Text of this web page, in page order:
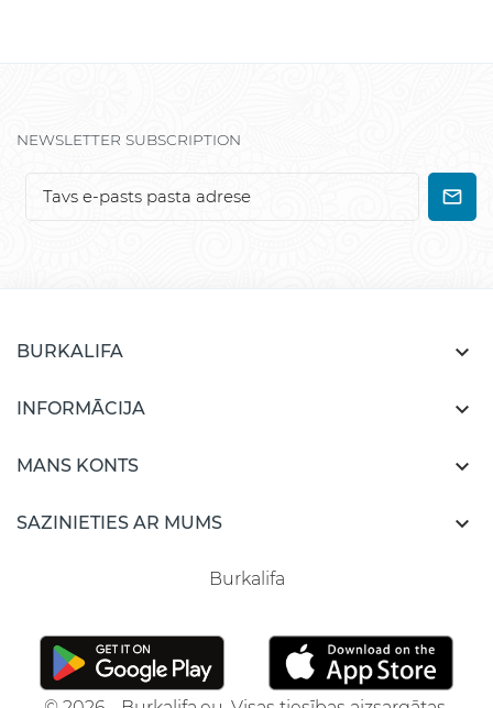
NEWSLETTER SUBSCRIPTION
BURKALIFA 
INFORMĀCIJA 
MANS KONTS 
SAZINIETIES AR MUMS 
Burkalifa